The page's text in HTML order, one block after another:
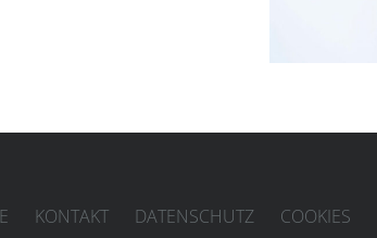
KONTAKT DATENSCHUTZ COOKIES